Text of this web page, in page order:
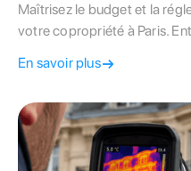
Maîtrisez le budget et la
votre copropriété à Paris.
découvrez notre guide
En savoir plus